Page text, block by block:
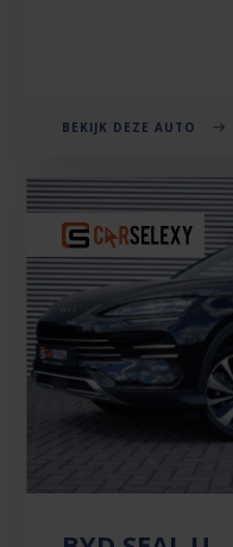
BEKIJK DEZE AUTO